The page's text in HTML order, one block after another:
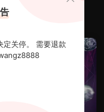
免费分享·轻音乐串烧
费
定关停。 需要退款